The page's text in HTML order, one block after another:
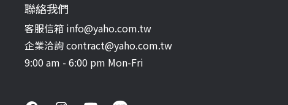
聯絡我們
客服信箱 info@yaho.com.tw
企業洽詢 contract@yaho.com.tw
9:00 am - 6:00 pm Mon-Fri